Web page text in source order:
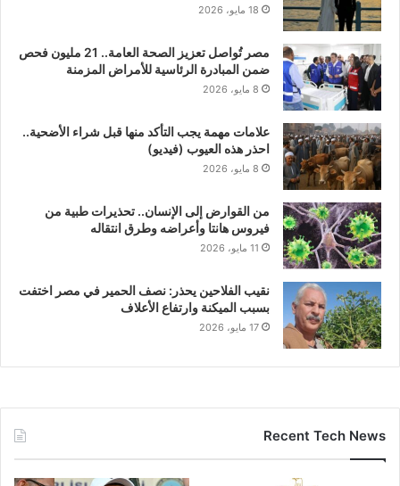
18 مايو، 2026
مصر تُواصل تعزيز الصحة العامة.. 21 مليون فحص
ضمن المبادرة الرئاسية للأمراض المزمنة
8 مايو، 2026
علامات مهمة يجب التأكد منها قبل شراء الأضحية..
احذر هذه العيوب (فيديو)
8 مايو، 2026
من القوارض إلى الإنسان.. تحذيرات طبية من
فيروس هانتا وأعراضه وطرق انتقاله
11 مايو، 2026
نقيب الفلاحين يحذر: نصف الحمير في مصر اختفت
بسبب الميكنة وارتفاع الأعلاف
17 مايو، 2026
Recent Tech News